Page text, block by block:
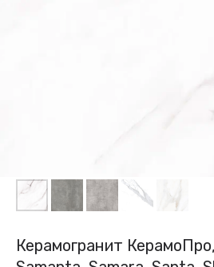
Керамогранит